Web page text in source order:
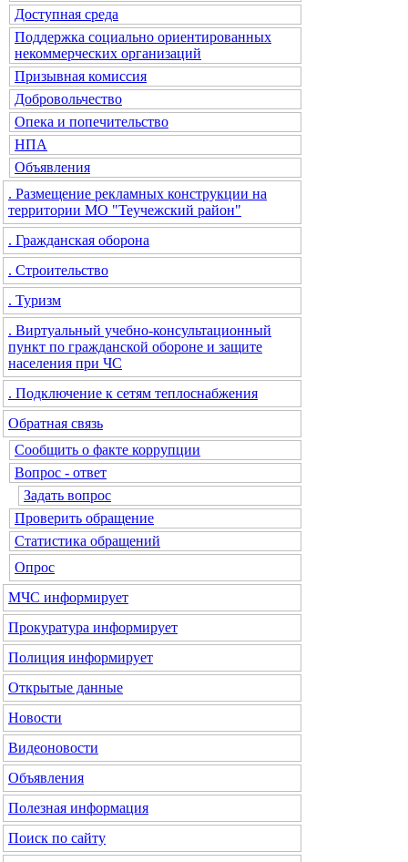
Доступная среда
Поддержка социально ориентированных
некоммерческих организаций
Призывная комиссия
Добровольчество
Опека и попечительство
НПА
Объявления
. Размещение рекламных конструкции на
территории МО "Теучежский район"
. Гражданская оборона
. Строительство
. Туризм
. Виртуальный учебно-консультационный
пункт по гражданской обороне и защите
населения при ЧС
. Подключение к сетям теплоснабжения
Обратная связь
Сообщить о факте коррупции
Вопрос - ответ
Задать вопрос
Проверить обращение
Статистика обращений
Опрос
МЧС информирует
Прокуратура информирует
Полиция информирует
Открытые данные
Новости
Видеоновости
Объявления
Полезная информация
Поиск по сайту